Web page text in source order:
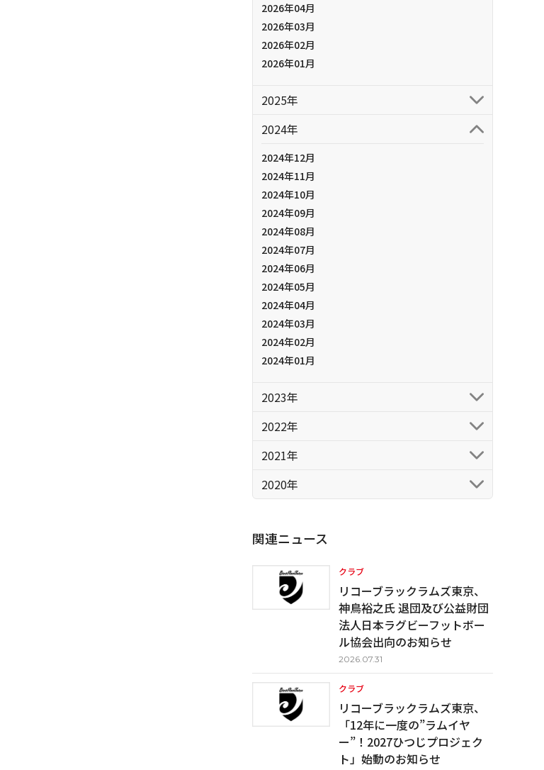
2026年04月
2026年03月
2026年02月
2026年01月
2025年
2024年
2024年12月
2024年11月
2024年10月
2024年09月
2024年08月
2024年07月
2024年06月
2024年05月
2024年04月
2024年03月
2024年02月
2024年01月
2023年
2022年
2021年
2020年
関連ニュース
クラブ
リコーブラックラムズ東京、
神鳥裕之氏 退団及び公益財団
法人日本ラグビーフットボー
ル協会出向のお知らせ
2026.07.31
クラブ
リコーブラックラムズ東京、
「12年に一度の”ラムイヤ
ー”！2027ひつじプロジェク
ト」始動のお知らせ